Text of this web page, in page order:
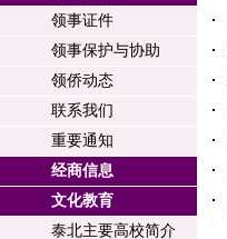
领事证件
领事保护与协助
领侨动态
联系我们
重要通知
经商信息
文化教育
泰北主要高校简介